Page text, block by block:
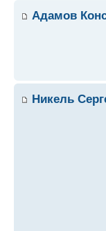
Адамов
Никель